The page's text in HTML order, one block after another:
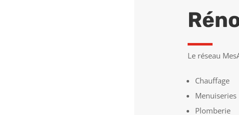
Le réseau
Chauffage
Menuiseries
Plomberie